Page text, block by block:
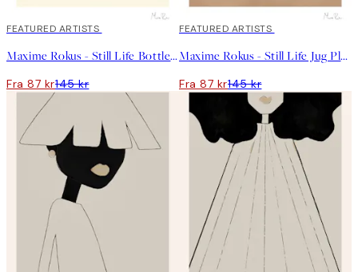
40%*
FEATURED ARTISTS
Maxime Rokus - Still Life Bottle Plakat
Fra 87 kr145 kr
40%*
FEATURED ARTISTS
Maxime Rokus - Still Life Jug Plakat
Fra 87 kr145 kr